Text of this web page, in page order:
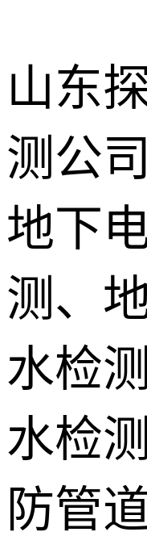
山东
测公
地下
测、
水检
水检
防管
地下暗管漏
水检测
卫生间渗漏
水检测
地暖漏水检
测
壁挂炉维修
防水补漏
障检测
测漏水设备
训